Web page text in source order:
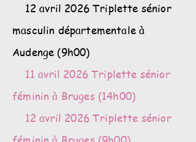
12 avril 2026 Triplette sénior
masculin départementale à
Audenge (9h00)
11 avril 2026 Triplette sénior
féminin à Bruges (14h00)
12 avril 2026 Triplette sénior